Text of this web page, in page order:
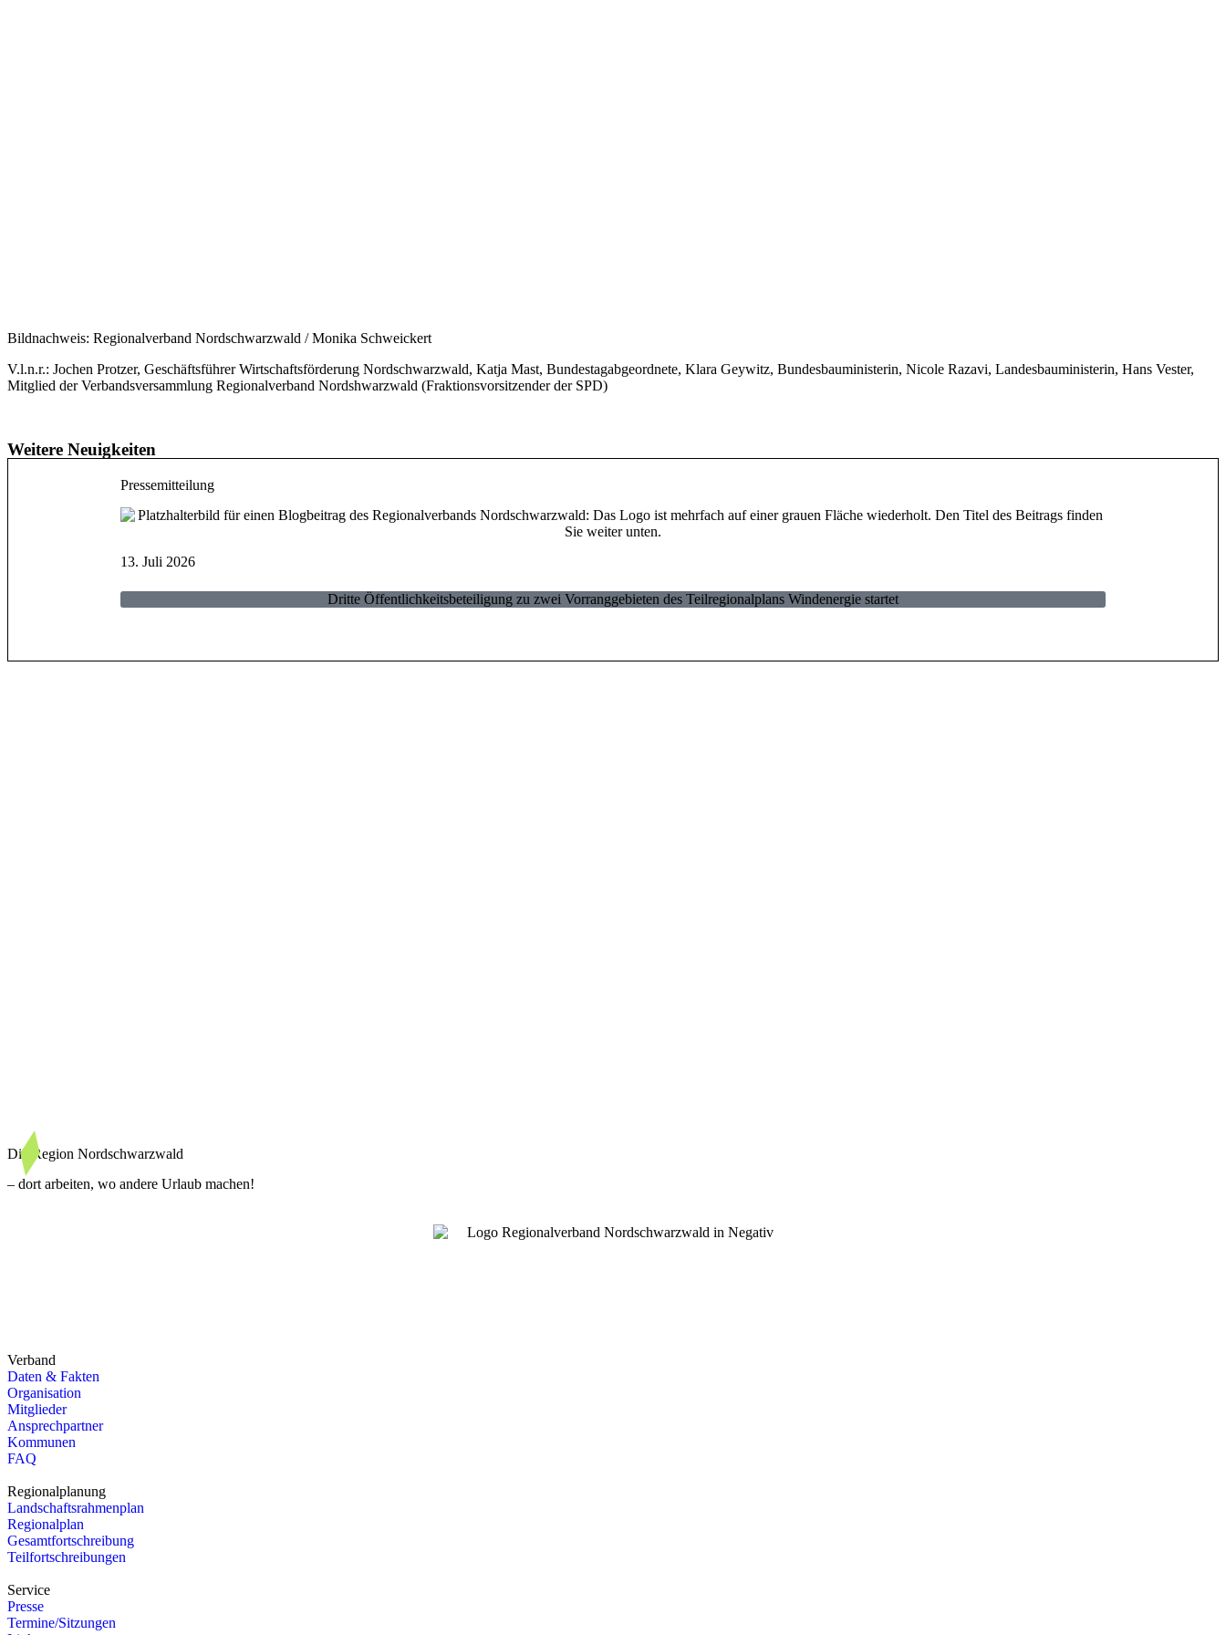
Bildnachweis: Regionalverband Nordschwarzwald / Monika Schweickert
V.l.n.r.: Jochen Protzer, Geschäftsführer Wirtschaftsförderung Nordschwarzwald, Katja Mast, Bundestagabgeordnete, Klara Geywitz, Bundesbauministerin, Nicole Razavi, Landesbauministerin, Hans Vester,
Mitglied der Verbandsversammlung Regionalverband Nordshwarzwald (Fraktionsvorsitzender der SPD)
Weitere Neuigkeiten
Pressemitteilung
13. Juli 2026
Dritte Öffentlichkeitsbeteiligung zu zwei Vorranggebieten des Teilregionalplans Windenergie startet
Die Region Nordschwarzwald
– dort arbeiten, wo andere Urlaub machen!
Verband
Daten & Fakten
Organisation
Mitglieder
Ansprechpartner
Kommunen
FAQ
Regionalplanung
Landschaftsrahmenplan
Regionalplan
Gesamtfortschreibung
Teilfortschreibungen
Service
Presse
Termine/Sitzungen